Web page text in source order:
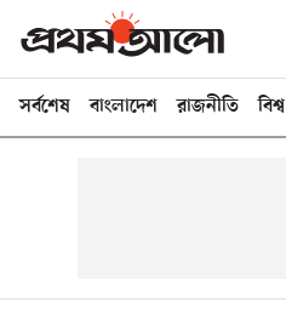
সর্বশেষ বাংলাদেশ রাজনীতি বিশ্ব